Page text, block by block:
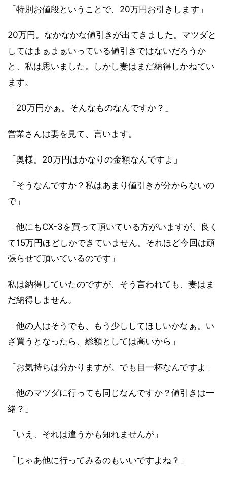
「特別お値段ということで、20万円お引きします」
20万円。なかなかな値引きが出てきました。マツダと
してはまぁまぁいっている値引きではないだろうか
と、私は思いました。しかし妻はまだ納得しかねてい
ます。
「20万円かぁ。そんなものなんですか？」
営業さんは妻を見て、言います。
「奥様。20万円はかなりの金額なんですよ」
「そうなんですか？私はあまり値引きが分からないの
で」
「他にもCX-3を買って頂いている方がいますが、良く
て15万円ほどしかできていません。それほど今回は頑
張らせて頂いているのです」
私は納得していたのですが、そう言われても、妻はま
だ納得しません。
「他の人はそうでも、もう少ししてほしいかなぁ。い
ざ買うとなったら、総額としては高いから」
「お気持ちは分かりますが。でも目一杯なんですよ」
「他のマツダに行っても同じなんですか？値引きは一
緒？」
「いえ、それは違うかも知れませんが」
「じゃあ他に行ってみるのもいいですよね？」